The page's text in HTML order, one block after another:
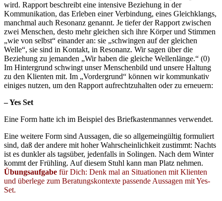
wird. Rapport beschreibt eine intensive Beziehung in der
Kommunikation, das Erleben einer Verbindung, eines Gleichklangs,
manchmal auch Resonanz genannt. Je tiefer der Rapport zwischen
zwei Menschen, desto mehr gleichen sich ihre Körper und Stimmen
„wie von selbst“ einander an: sie „schwingen auf der gleichen
Welle“, sie sind in Kontakt, in Resonanz. Wir sagen über die
Beziehung zu jemanden „Wir haben die gleiche Wellenlänge.“ (0)
Im Hintergrund schwingt unser Menschenbild und unsere Haltung
zu den Klienten mit. Im „Vordergrund“ können wir kommunkativ
einiges nutzen, um den Rapport aufrechtzuhalten oder zu erneuern:
– Yes Set
Eine Form hatte ich im Beispiel des Briefkastenmannes verwendet.
Eine weitere Form sind Aussagen, die so allgemeingültig formuliert
sind, daß der andere mit hoher Wahrscheinlichkeit zustimmt: Nachts
ist es dunkler als tagsüber, jedenfalls in Solingen. Nach dem Winter
kommt der Frühling. Auf diesem Stuhl kann man Platz nehmen.
Übungsaufgabe für Dich: Denk mal an Situationen mit Klienten
und überlege zum Beratungskontexte passende Aussagen mit Yes-
Set.